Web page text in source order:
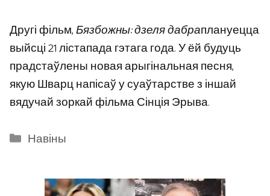
Другі фільм,Бязбожны: дзеля дабраплануецца
выйсці 21 лістапада гэтага года. У ёй будуць
прадстаўлены новая арыгінальная песня,
якую Шварц напісаў у суаўтарстве з іншай
вядучай зоркай фільма Сінція Эрыва.
Categories
Навіны